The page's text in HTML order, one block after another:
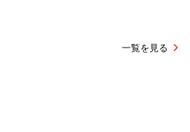
一覧を見る